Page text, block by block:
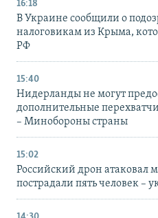
16:18
В Украине сообщили о
налоговикам из Крыма,
РФ
15:40
Нидерланды не могут
дополнительные
– Минобороны страны
15:02
Российский дрон атаковал
пострадали пять человек –